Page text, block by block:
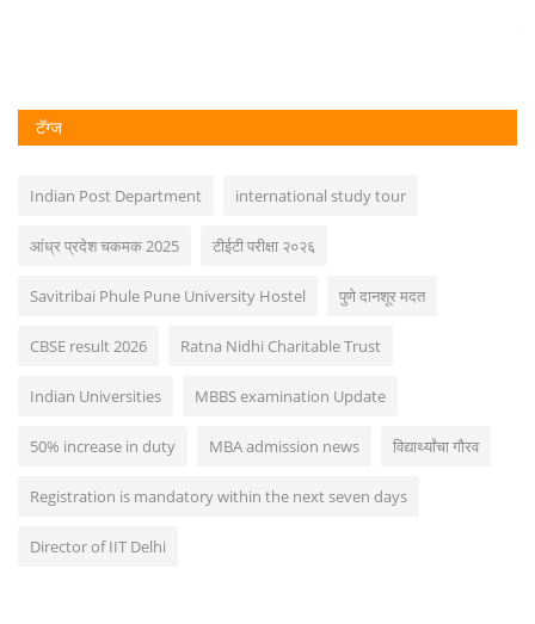
टॅग्ज
Indian Post Department international study tour
आंध्र प्रदेश चकमक 2025 टीईटी परीक्षा २०२६
Savitribai Phule Pune University Hostel पुणे दानशूर मदत
CBSE result 2026 Ratna Nidhi Charitable Trust
Indian Universities MBBS examination Update
50% increase in duty MBA admission news विद्यार्थ्यांचा गौरव
Registration is mandatory within the next seven days
Director of IIT Delhi